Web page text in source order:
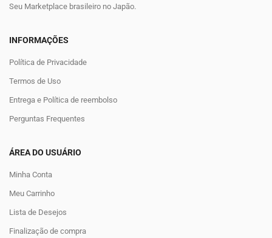
Seu Marketplace brasileiro no Japão.
INFORMAÇÕES
Política de Privacidade
Termos de Uso
Entrega e Política de reembolso
Perguntas Frequentes
ÁREA DO USUÁRIO
Minha Conta
Meu Carrinho
Lista de Desejos
Finalização de compra